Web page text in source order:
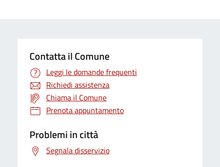
Contatta il Comune
Leggi le domande frequenti
Richiedi assistenza
Chiama il Comune
Prenota appuntamento
Problemi in città
Segnala disservizio